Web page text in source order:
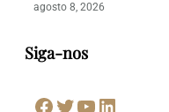
agosto 8, 2026
Siga-nos
Facebook Twitter Youtube LinkedIn